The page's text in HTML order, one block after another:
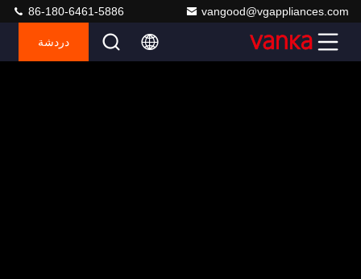
vangood@vgappliances.com
86-180-6461-5886
دردشة